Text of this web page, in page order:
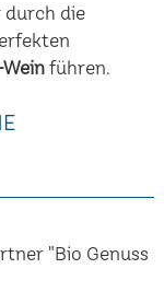
durch die
führen.
"Bio Genuss